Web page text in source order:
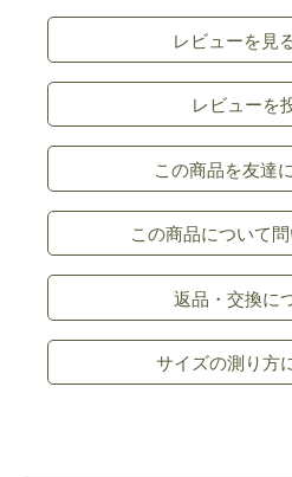
レビューを見
レビューを
この商品を友達
この商品について
返品・交換に
サイズの測り方